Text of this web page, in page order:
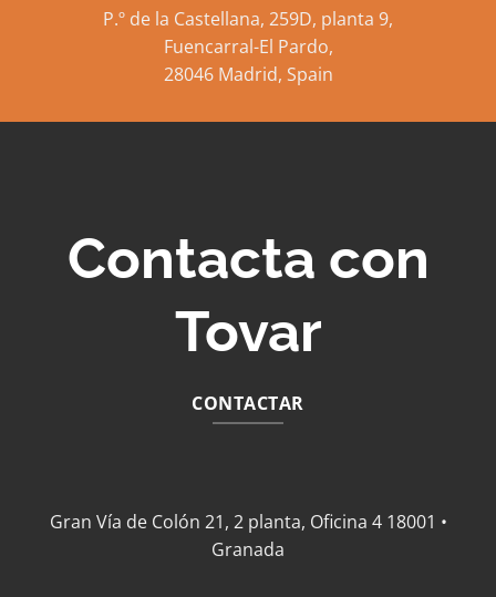
P.º de la Castellana, 259D, planta 9,
Fuencarral-El Pardo,
28046 Madrid, Spain
Contacta con
Tovar
CONTACTAR
Gran Vía de Colón 21, 2 planta, Oficina 4 18001 •
Granada